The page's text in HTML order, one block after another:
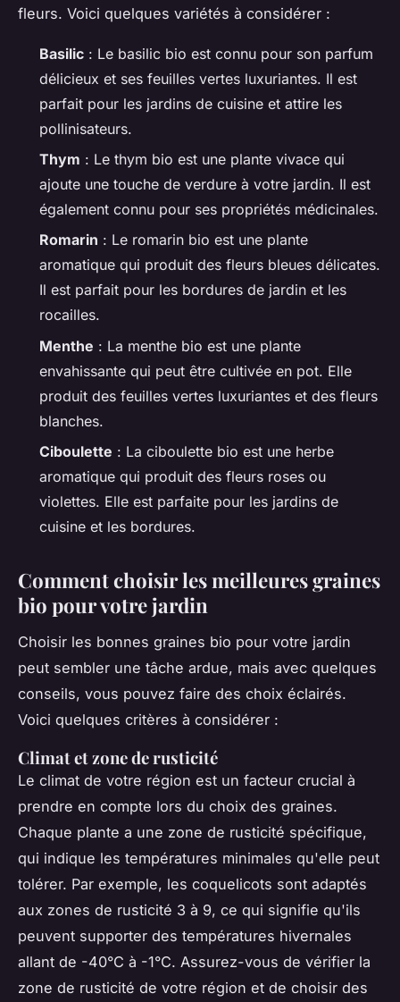
fleurs. Voici quelques variétés à considérer :
Basilic : Le basilic bio est connu pour son parfum
délicieux et ses feuilles vertes luxuriantes. Il est
parfait pour les jardins de cuisine et attire les
pollinisateurs.
Thym : Le thym bio est une plante vivace qui
ajoute une touche de verdure à votre jardin. Il est
également connu pour ses propriétés médicinales.
Romarin : Le romarin bio est une plante
aromatique qui produit des fleurs bleues délicates.
Il est parfait pour les bordures de jardin et les
rocailles.
Menthe : La menthe bio est une plante
envahissante qui peut être cultivée en pot. Elle
produit des feuilles vertes luxuriantes et des fleurs
blanches.
Ciboulette : La ciboulette bio est une herbe
aromatique qui produit des fleurs roses ou
violettes. Elle est parfaite pour les jardins de
cuisine et les bordures.
Comment choisir les meilleures graines
bio pour votre jardin
Choisir les bonnes graines bio pour votre jardin
peut sembler une tâche ardue, mais avec quelques
conseils, vous pouvez faire des choix éclairés.
Voici quelques critères à considérer :
Climat et zone de rusticité
Le climat de votre région est un facteur crucial à
prendre en compte lors du choix des graines.
Chaque plante a une zone de rusticité spécifique,
qui indique les températures minimales qu'elle peut
tolérer. Par exemple, les coquelicots sont adaptés
aux zones de rusticité 3 à 9, ce qui signifie qu'ils
peuvent supporter des températures hivernales
allant de -40°C à -1°C. Assurez-vous de vérifier la
zone de rusticité de votre région et de choisir des